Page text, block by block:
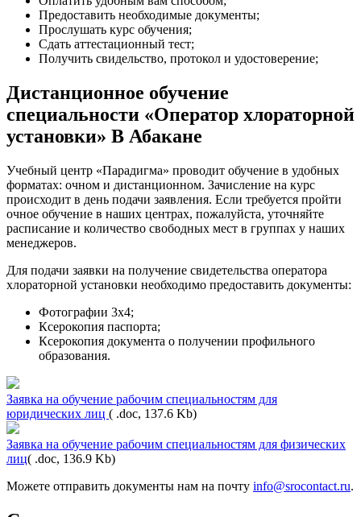
Предоставить необходимые документы;
Прослушать курс обучения;
Сдать аттестационный тест;
Получить свидельство, протокол и удостоверение;
Дистанционное обучение
специальности «Оператор хлораторной
установки» В Абакане
Учебный центр «Парадигма» проводит обучение в удобных
форматах: очном и дистанционном. Зачисление на курс
происходит в день подачи заявления. Если требуется пройти
очное обучение в наших центрах, пожалуйста, уточняйте
расписание и количество свободных мест в группах у наших
менеджеров.
Для подачи заявки на получение свидетельства оператора
хлораторной установки необходимо предоставить документы:
Фотографии 3х4;
Ксерокопия паспорта;
Ксерокопия документа о получении профильного
образования.
Заявка на обучение рабочим специальностям для
юридических лиц ( .doc, 137.6 Kb)
Заявка на обучение рабочим специальностям для физических
лиц( .doc, 136.9 Kb)
Можете отправить документы нам на почту info@srocontact.ru.